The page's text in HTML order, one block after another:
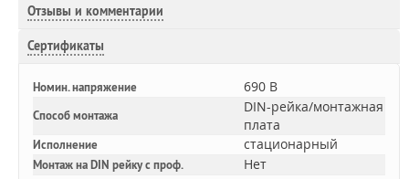
Отзывы и комментарии
Сертификаты
Номин. напряжение 690 В
Способ монтажа
DIN-рейка/монтажная
плата
Исполнение стационарный
Монтаж на DIN рейку с проф. Нет